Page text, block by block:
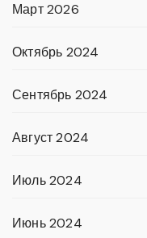
Март 2026
Октябрь 2024
Сентябрь 2024
Август 2024
Июль 2024
Июнь 2024